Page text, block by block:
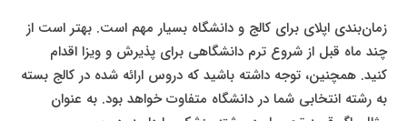
زمان‌بندی اپلای برای کالج و دانشگاه بسیار مهم است. بهتر است از
چند ماه قبل از شروع ترم دانشگاهی برای پذیرش و ویزا اقدام
کنید. همچنین، توجه داشته باشید که دروس ارائه شده در کالج بسته
به رشته انتخابی شما در دانشگاه متفاوت خواهد بود. به عنوان